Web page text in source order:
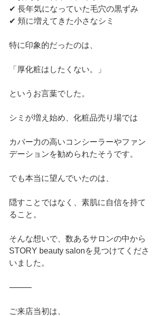
✔ 長年気になっていた毛穴の黒ずみ
✔ 頬に増えてきた小さなシミ
特に印象的だったのは、
「厚化粧はしたくない。」
というお言葉でした。
シミが増え始め、化粧品売り場では
カバー力の高いコンシーラーやファン
デーションを勧められたそうです。
でも本当に望んでいたのは、
隠すことではなく、素肌に自信を持て
ること。
そんな想いで、数あるサロンの中から
STORY beauty salonを見つけてくださ
いました。
⸻
ご来店当初は、